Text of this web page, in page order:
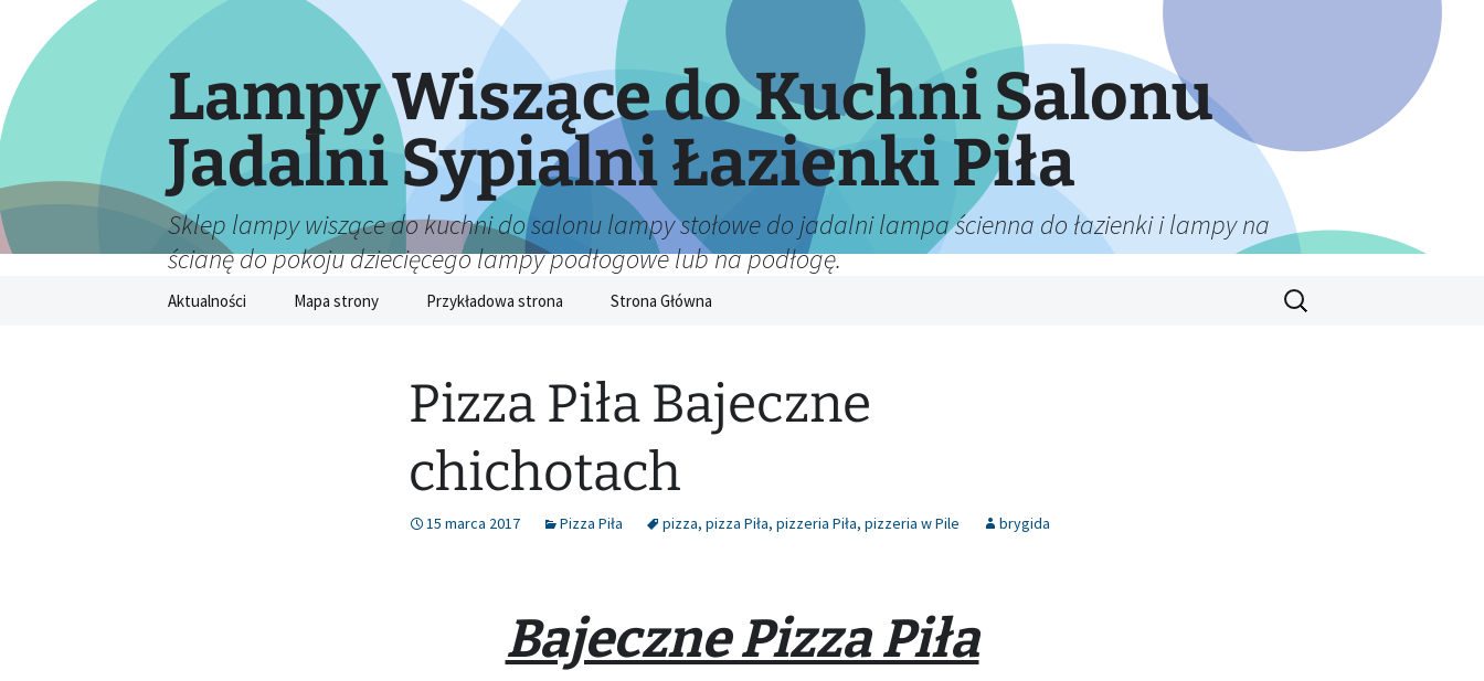
Lampy Wiszące do Kuchni Salonu
Jadalni Sypialni Łazienki Piła
Sklep lampy wiszące do kuchni do salonu lampy stołowe do jadalni lampa ścienna do łazienki i lampy na
ścianę do pokoju dziecięcego lampy podłogowe lub na podłogę.
Aktualności Mapa strony Przykładowa strona Strona Główna
Szukaj:
Pizza Piła Bajeczne
chichotach
15 marca 2017 Pizza Piła pizza, pizza Piła, pizzeria Piła, pizzeria w Pile brygida
Bajeczne Pizza Piła